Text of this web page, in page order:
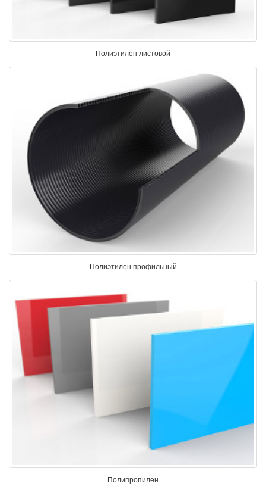
Полиэтилен листовой
Полиэтилен профильный
Полипропилен